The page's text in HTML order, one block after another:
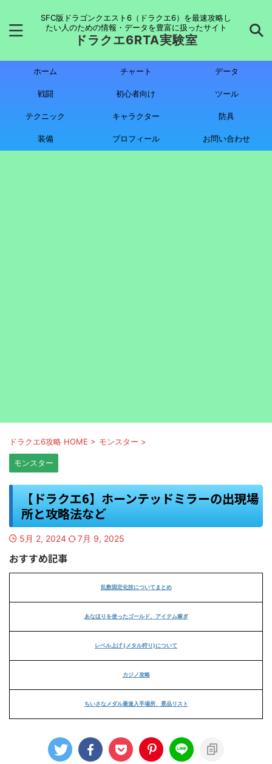
SFC版ドラゴンクエスト6（ドラクエ6）を最速攻略し
たい人のための情報・データを豊富に扱ったサイト
ドラクエ6RTA実験室
ホーム チャート データ
戦闘 初心者向け ツール
テクニック キャラクター 防具
装備 プロフィール お問い合わせ
ドラクエ6攻略 HOME > モンスター >
モンスター
【ドラクエ6】ホーンテッドミラーの出現場
所と攻略法など
5月 2, 2024 7月 9, 2025
おすすめ記事
乱数固定化技についてまとめ
あなほりを使ったゴールド、アイテム稼ぎ
レベル上げ (メタル狩り)について
カジノ攻略
ちいさなメダル最速入手場所、景品リスト